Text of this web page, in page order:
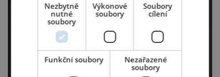
Nezbytně
nutné
soubory
Výkonové
soubory
Soubory
cílení
Funkční soubory
Nezařazené
soubory